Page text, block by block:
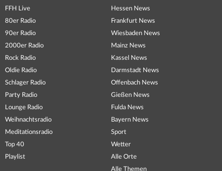
FFH Live
80er Radio
90er Radio
2000er Radio
Rock Radio
Oldie Radio
Schlager Radio
Party Radio
Lounge Radio
Weihnachtsradio
Meditationsradio
Top 40
Playlist
Hessen News
Frankfurt News
Wiesbaden News
Mainz News
Kassel News
Darmstadt News
Offenbach News
Gießen News
Fulda News
Bayern News
Sport
Wetter
Alle Orte
Alle Themen